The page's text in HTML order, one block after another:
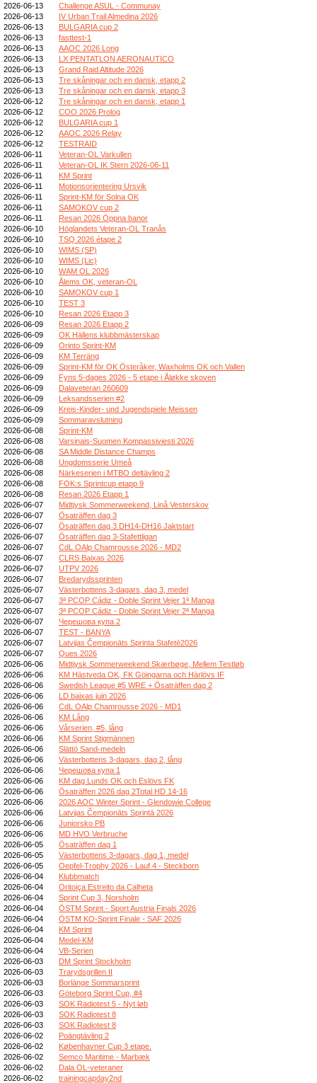
2026-06-13
Challenge ASUL - Communay
2026-06-13
IV Urban Trail Almedina 2026
2026-06-13
BULGARIA cup 2
2026-06-13
fasttest-1
2026-06-13
AAOC 2026 Long
2026-06-13
LX PENTATLON AERONAUTICO
2026-06-13
Grand Raid Altitude 2026
2026-06-13
Tre skåningar och en dansk, etapp 2
2026-06-13
Tre skåningar och en dansk, etapp 3
2026-06-12
Tre skåningar och en dansk, etapp 1
2026-06-12
COO 2026 Prolog
2026-06-12
BULGARIA cup 1
2026-06-12
AAOC 2026 Relay
2026-06-12
TESTRAID
2026-06-11
Veteran-OL Varkullen
2026-06-11
Veteran-OL IK Stern 2026-06-11
2026-06-11
KM Sprint
2026-06-11
Motionsorientering Ursvik
2026-06-11
Sprint-KM för Solna OK
2026-06-11
SAMOKOV cup 2
2026-06-11
Resan 2026 Öppna banor
2026-06-10
Höglandets Veteran-OL Tranås
2026-06-10
TSQ 2026 étape 2
2026-06-10
WIMS (SP)
2026-06-10
WIMS (Lic)
2026-06-10
WAM OL 2026
2026-06-10
Ålems OK, veteran-OL
2026-06-10
SAMOKOV cup 1
2026-06-10
TEST 3
2026-06-10
Resan 2026 Etapp 3
2026-06-09
Resan 2026 Etapp 2
2026-06-09
OK Hällens klubbmästerskap
2026-06-09
Orinto Sprint-KM
2026-06-09
KM Terräng
2026-06-09
Sprint-KM för OK Österåker, Waxholms OK och Vallen
2026-06-09
Fyns 5-dages 2026 - 5 etape i Åløkke skoven
2026-06-09
Dalaveteran 260609
2026-06-09
Leksandsserien #2
2026-06-09
Kreis-Kinder- und Jugendspiele Meissen
2026-06-09
Sommaravslutning
2026-06-08
Sprint-KM
2026-06-08
Varsinais-Suomen Kompassiviesti 2026
2026-06-08
SA Middle Distance Champs
2026-06-08
Ungdomsserie Umeå
2026-06-08
Närkeserien i MTBO deltävling 2
2026-06-08
FOK:s Sprintcup etapp 9
2026-06-08
Resan 2026 Etapp 1
2026-06-07
Midtjysk Sommerweekend, Linå Vesterskov
2026-06-07
Ösaträffen dag 3
2026-06-07
Ösaträffen dag 3 DH14-DH16 Jaktstart
2026-06-07
Ösaträffen dag 3-Stafettligan
2026-06-07
CdL OAlp Chamrousse 2026 - MD2
2026-06-07
CLRS Baixas 2026
2026-06-07
UTPV 2026
2026-06-07
Bredarydssprinten
2026-06-07
Västerbottens 3-dagars, dag 3, medel
2026-06-07
3ª PCOP Cádiz - Doble Sprint Vejer 1ª Manga
2026-06-07
3ª PCOP Cádiz - Doble Sprint Vejer 2ª Manga
2026-06-07
Черешова купа 2
2026-06-07
TEST - BANYA
2026-06-07
Latvijas Čempionāts Sprinta Stafetē2026
2026-06-07
Ques 2026
2026-06-06
Midtjysk Sommerweekend Skærbøge, Mellem Testløb
2026-06-06
KM Hästveda OK, FK Göingarna och Härlövs IF
2026-06-06
Swedish League #5 WRE + Ösaträffen dag 2
2026-06-06
LD baixas juin 2026
2026-06-06
CdL OAlp Chamrousse 2026 - MD1
2026-06-06
KM Lång
2026-06-06
Vårserien, #5, lång
2026-06-06
KM Sprint Stigmännen
2026-06-06
Slättö Sand-medeln
2026-06-06
Västerbottens 3-dagars, dag 2, lång
2026-06-06
Черешова купа 1
2026-06-06
KM dag Lunds OK och Eslövs FK
2026-06-06
Ösaträffen 2026 dag 2Total HD 14-16
2026-06-06
2026 AOC Winter Sprint - Glendowie College
2026-06-06
Latvijas Čempionāts Sprintā 2026
2026-06-06
Juniorsko PB
2026-06-06
MD HVO Verbruche
2026-06-05
Ösaträffen dag 1
2026-06-05
Västerbottens 3-dagars, dag 1, medel
2026-06-05
Oepfel-Trophy 2026 - Lauf 4 - Steckborn
2026-06-04
Klubbmatch
2026-06-04
Oritoiça Estreito da Calheta
2026-06-04
Sprint Cup 3, Norsholm
2026-06-04
ÖSTM Sprint - Sport Austria Finals 2026
2026-06-04
ÖSTM KO-Sprint Finale - SAF 2026
2026-06-04
KM Sprint
2026-06-04
Medel-KM
2026-06-04
VB-Serien
2026-06-03
DM Sprint Stockholm
2026-06-03
Trarydsgrillen II
2026-06-03
Borlänge Sommarsprint
2026-06-03
Göteborg Sprint Cup, #4
2026-06-03
SOK Radiotest 5 - Nyt løb
2026-06-03
SOK Radiotest 8
2026-06-03
SOK Radiotest 8
2026-06-02
Poängtävling 2
2026-06-02
Københavner Cup 3 etape.
2026-06-02
Semco Maritime - Marbæk
2026-06-02
Dala OL-veteraner
2026-06-02
trainingcapday2nd